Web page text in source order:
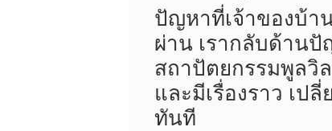
ปัญหาที่เจ้าของบ้า
ผ่าน เรากลับด้านปั
สถาปัตยกรรมพูลวิ
และมีเรื่องราว เป
ทันที